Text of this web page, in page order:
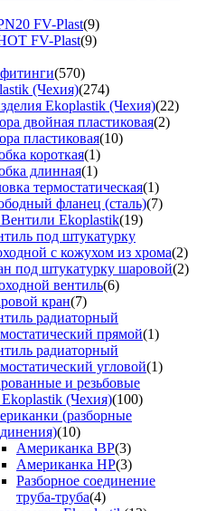
FV-Plast(9)
FV-Plast(9)
(570)
(Чехия)(274)
Ekoplastik (Чехия)(22)
двойная пластиковая(2)
пластиковая(10)
короткая(1)
длинная(1)
термостатическая(1)
фланец (сталь)(7)
Ekoplastik(19)
под штукатурку
с кожухом из хрома(2)
под штукатурку шаровой(2)
вентиль(6)
кран(7)
радиаторный
прямой(1)
радиаторный
угловой(1)
и резьбовые
(Чехия)(100)
(разборные
(10)
Американка ВР(3)
Американка НР(3)
Разборное соединение
труба-труба(4)